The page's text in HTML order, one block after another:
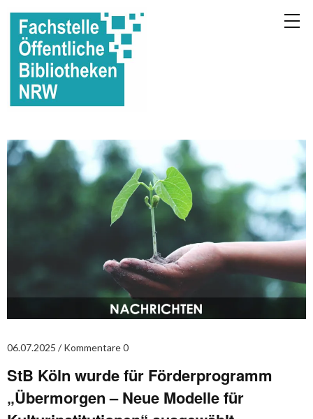
06.07.2025 Kommentare 0
StB Köln wurde für Förderprogramm
„Übermorgen – Neue Modelle für